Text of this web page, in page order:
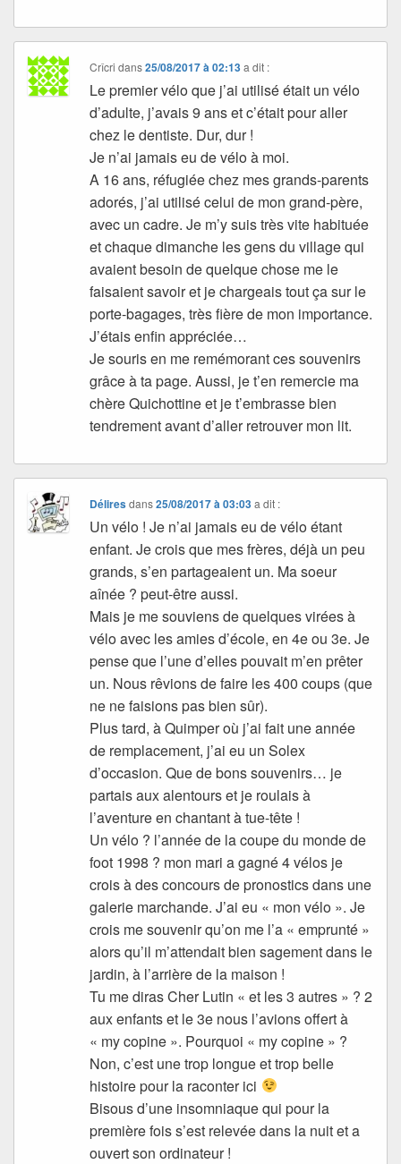
Crîcri dans25/08/2017 à 02:13 a dit :
Le premier vélo que j’ai utilisé était un vélo
d’adulte, j’avais 9 ans et c’était pour aller
chez le dentiste. Dur, dur !
Je n’ai jamais eu de vélo à moi.
A 16 ans, réfugiée chez mes grands-parents
adorés, j’ai utilisé celui de mon grand-père,
avec un cadre. Je m’y suis très vite habituée
et chaque dimanche les gens du village qui
avaient besoin de quelque chose me le
faisaient savoir et je chargeais tout ça sur le
porte-bagages, très fière de mon importance.
J’étais enfin appréciée…
Je souris en me remémorant ces souvenirs
grâce à ta page. Aussi, je t’en remercie ma
chère Quichottine et je t’embrasse bien
tendrement avant d’aller retrouver mon lit.
Déliresdans25/08/2017 à 03:03 a dit :
Un vélo ! Je n’ai jamais eu de vélo étant
enfant. Je crois que mes frères, déjà un peu
grands, s’en partageaient un. Ma soeur
aînée ? peut-être aussi.
Mais je me souviens de quelques virées à
vélo avec les amies d’école, en 4e ou 3e. Je
pense que l’une d’elles pouvait m’en prêter
un. Nous rêvions de faire les 400 coups (que
ne ne faisions pas bien sûr).
Plus tard, à Quimper où j’ai fait une année
de remplacement, j’ai eu un Solex
d’occasion. Que de bons souvenirs… je
partais aux alentours et je roulais à
l’aventure en chantant à tue-tête !
Un vélo ? l’année de la coupe du monde de
foot 1998 ? mon mari a gagné 4 vélos je
crois à des concours de pronostics dans une
galerie marchande. J’ai eu « mon vélo ». Je
crois me souvenir qu’on me l’a « emprunté »
alors qu’il m’attendait bien sagement dans le
jardin, à l’arrière de la maison !
Tu me diras Cher Lutin « et les 3 autres » ? 2
aux enfants et le 3e nous l’avions offert à
« my copine ». Pourquoi « my copine » ?
Non, c’est une trop longue et trop belle
histoire pour la raconter ici
Bisous d’une insomniaque qui pour la
première fois s’est relevée dans la nuit et a
ouvert son ordinateur !